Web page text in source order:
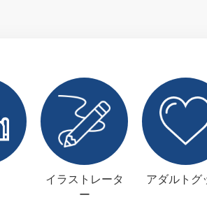
イラストレータ
ー
アダルトグ